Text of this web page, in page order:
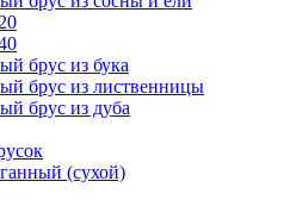
брус из бука
брус из лиственницы
брус из дуба
(сухой)